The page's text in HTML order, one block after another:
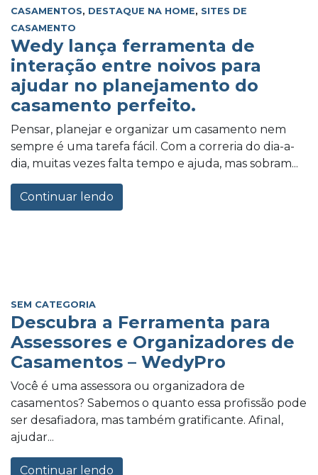
CASAMENTOS, DESTAQUE NA HOME, SITES DE
CASAMENTO
Wedy lança ferramenta de
interação entre noivos para
ajudar no planejamento do
casamento perfeito.
Pensar, planejar e organizar um casamento nem
sempre é uma tarefa fácil. Com a correria do dia-a-
dia, muitas vezes falta tempo e ajuda, mas sobram...
Continuar lendo
SEM CATEGORIA
Descubra a Ferramenta para
Assessores e Organizadores de
Casamentos – WedyPro
Você é uma assessora ou organizadora de
casamentos? Sabemos o quanto essa profissão pode
ser desafiadora, mas também gratificante. Afinal,
ajudar...
Continuar lendo